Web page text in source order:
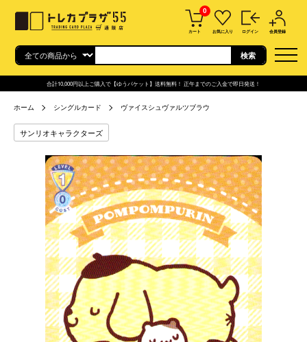
0
カート お気に入り ログイン 会員登録
合計10,000円以上ご購入で【ゆうパケット】送料無料！ 正午までのご入金で即日発送！
ホーム シングルカード ヴァイスシュヴァルツブラウ
サンリオキャラクターズ